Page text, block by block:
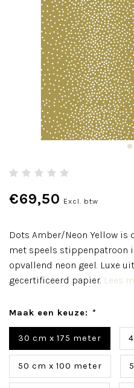
€69,50 Excl. btw
Dots Amber/Neon Yellow
met speels stippenpatroon
opvallend neon geel. Luxe
gecertificeerd papier. Lees
Maak een keuze: *
30 cm x 175 meter
50 cm x 100 meter